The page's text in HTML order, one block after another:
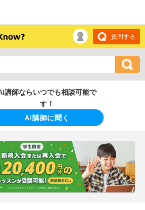
質問する
講師ならいつでも相談可能で
す！
AI講師に聞く